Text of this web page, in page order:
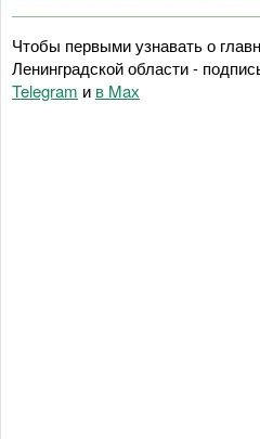
Чтобы первыми узнавать о
Ленинградской области -
Telegram и в Maх